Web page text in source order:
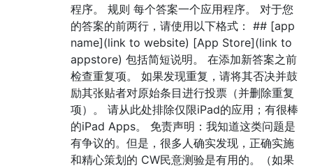
程序。 规则 每个答案一个应用程序。 对于您
的答案的前两行，请使用以下格式： ## [app
name](link to website) [App Store](link to
appstore) 包括简短说明。 在添加新答案之前
检查重复项。 如果发现重复，请将其否决并鼓
励其张贴者对原始条目进行投票（并删除重复
项）。 请从此处排除仅限iPad的应用；有很棒
的iPad Apps。 免责声明：我知道这类问题是
有争议的。但是，很多人确实发现，正确实施
和精心策划的 CW民意测验是有用的。（如果